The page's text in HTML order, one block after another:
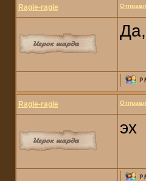
Ragie-ragie
Ragie-ragie
эх